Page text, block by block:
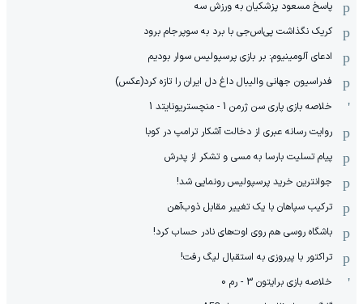
پاسخ مسعود پزشکیان به ورزش سه
کریک نگذاشت پی‌اس‌جی با برد به سوپرجام برود
ادعای آلومینیوم: بر بازی پرسپولیس سوار بودیم
فدراسیون جهانی والیبال داغ دل ایران را تازه کرد(عکس)
خلاصه بازی پاری سن ژرمن 1 - منچستریونایتد 1
روایت رسانه عبری از دخالت آشکار ترامپ در کوبا
پیام تسلیت بارسا به مسی و تشکر از پدرش
جوانترین خرید پرسپولیس رونمایی شد!
ترکیب سپاهان با یک تغییر مقابل ذوب‌آهن
باشگاه روسی هم روی اوت‌های نادر حساب کرد!
تراکتور با پیروزی به استقبال لیگ رفت!
خلاصه بازی برایتون 3 - رم 0